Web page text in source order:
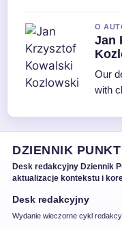
O
Jan
Our
with
DZIENNIK PUNKT
Desk redakcyjny Dziennik
aktualizacje kontekstu i
Desk redakcyjny
Wydanie wieczorne cykl